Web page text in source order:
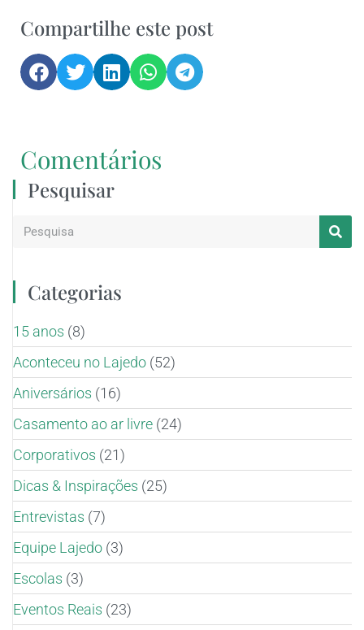
Compartilhe este post
Comentários
Pesquisar
Categorias
15 anos (8)
Aconteceu no Lajedo (52)
Aniversários (16)
Casamento ao ar livre (24)
Corporativos (21)
Dicas & Inspirações (25)
Entrevistas (7)
Equipe Lajedo (3)
Escolas (3)
Eventos Reais (23)